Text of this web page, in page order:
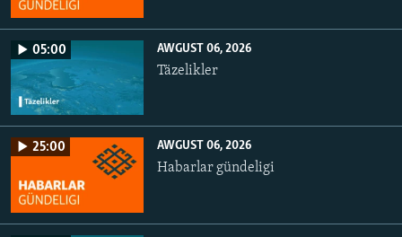
05:00 AWGUST 06, 2026
Täzelikler
25:00 AWGUST 06, 2026
Habarlar gündeligi